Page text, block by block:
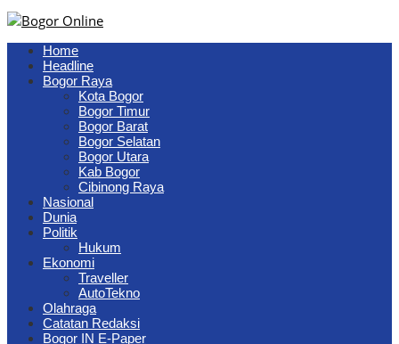
Home
Headline
Bogor Raya
Kota Bogor
Bogor Timur
Bogor Barat
Bogor Selatan
Bogor Utara
Kab Bogor
Cibinong Raya
Nasional
Dunia
Politik
Hukum
Ekonomi
Traveller
AutoTekno
Olahraga
Catatan Redaksi
Bogor IN E-Paper